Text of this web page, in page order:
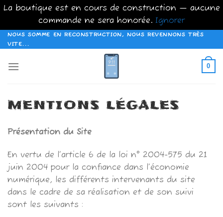
La boutique est en cours de construction — aucune
commande ne sera honorée. Ignorer
Passer
au
NOUS SOMME EN RECONSTRUCTION, NOUS REVENNONS TRÈS
VITE...
0
MENTIONS LÉGALES
Présentation du Site
En vertu de l’article 6 de la loi n° 2004-575 du 21
juin 2004 pour la confiance dans l’économie
numérique, les différents intervenants du site
dans le cadre de sa réalisation et de son suivi
sont les suivants :